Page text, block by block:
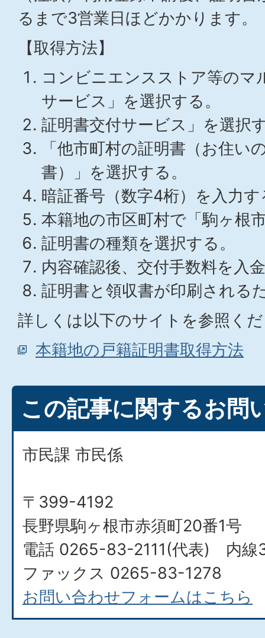
るまで3営業日ほどかかります。
【取得方法】
コンビニエンスストア等のマ
サービス」を選択する。
証明書交付サービス」を選択
「他市町村の証明書（お住い
書）」を選択する。
暗証番号（数字4桁）を入力す
本籍地の市区町村で「駒ヶ根
証明書の種類を選択する。
内容確認後、交付手数料を入
証明書と領収書が印刷される
詳しくは以下のサイトを参照く
本籍地の戸籍証明書取得方法
この記事に関するお問
市民課 市民係
〒399-4192
長野県駒ヶ根市赤須町20番1号
電話 0265-83-2111(代表) 内線
ファックス 0265-83-1278
お問い合わせフォームはこちら